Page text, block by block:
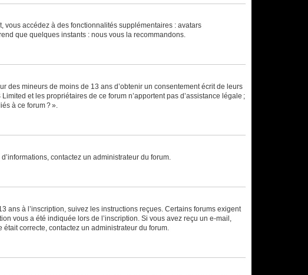
vous accédez à des fonctionnalités supplémentaires : avatars
que quelques instants : nous vous la recommandons.
des mineurs de moins de 13 ans d’obtenir un consentement écrit de leurs
et les propriétaires de ce forum n’apportent pas d’assistance légale ;
à ce forum ? ».
contactez un administrateur du forum.
ans à l’inscription, suivez les instructions reçues. Certains forums exigent
vous a été indiquée lors de l’inscription. Si vous avez reçu un e-mail,
correcte, contactez un administrateur du forum.